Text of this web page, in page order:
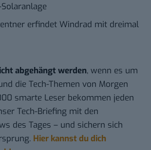
erfindet Windrad mit dreimal
abgehängt werden, wenn es um
die Tech-Themen von Morgen
smarte Leser bekommen jeden
Tech-Briefing mit den
des Tages – und sichern sich
Hier kannst du dich